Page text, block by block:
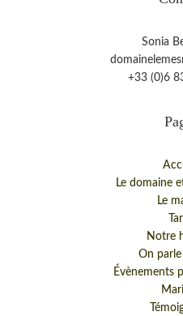
Sonia
+33 (0)6
Le domaine
Le
Notre
On
Évènements